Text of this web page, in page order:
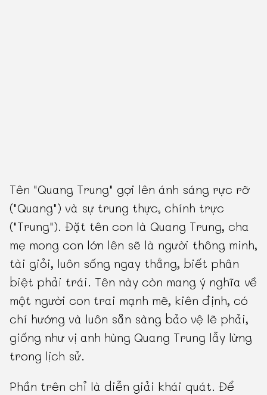
Tên "Quang Trung" gợi lên ánh sáng rực rỡ
("Quang") và sự trung thực, chính trực
("Trung"). Đặt tên con là Quang Trung, cha
mẹ mong con lớn lên sẽ là người thông minh,
tài giỏi, luôn sống ngay thẳng, biết phân
biệt phải trái. Tên này còn mang ý nghĩa về
một người con trai mạnh mẽ, kiên định, có
chí hướng và luôn sẵn sàng bảo vệ lẽ phải,
giống như vị anh hùng Quang Trung lẫy lừng
trong lịch sử.
Phần trên chỉ là diễn giải khái quát. Để